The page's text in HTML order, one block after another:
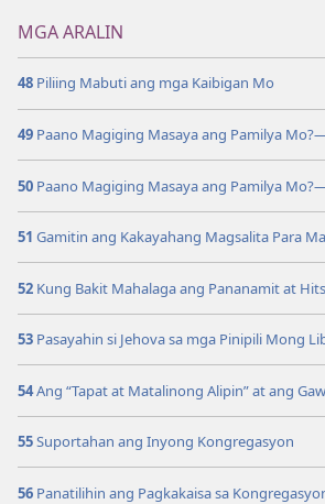
MGA ARALIN
48 Piliing Mabuti ang mga Kaibigan Mo
49 Paano Magiging Masaya ang Pamilya
50 Paano Magiging Masaya ang Pamilya
51 Gamitin ang Kakayahang Magsalita Para
52 Kung Bakit Mahalaga ang Pananamit at
53 Pasayahin si Jehova sa mga Pinipili Mong
54Ang “Tapat at Matalinong Alipin” at ang
55Suportahan ang Inyong Kongregasyon
56 Panatilihin ang Pagkakaisa sa